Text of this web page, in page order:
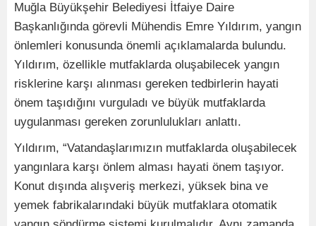
Muğla Büyükşehir Belediyesi İtfaiye Daire
Başkanlığında görevli Mühendis Emre Yıldırım, yangın
önlemleri konusunda önemli açıklamalarda bulundu.
Yıldırım, özellikle mutfaklarda oluşabilecek yangın
risklerine karşı alınması gereken tedbirlerin hayati
önem taşıdığını vurguladı ve büyük mutfaklarda
uygulanması gereken zorunlulukları anlattı.
Yıldırım, “Vatandaşlarımızın mutfaklarda oluşabilecek
yangınlara karşı önlem alması hayati önem taşıyor.
Konut dışında alışveriş merkezi, yüksek bina ve
yemek fabrikalarındaki büyük mutfaklara otomatik